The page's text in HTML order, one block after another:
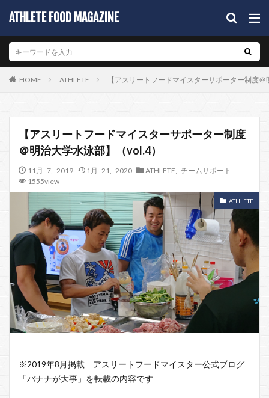
ATHLETE FOOD MAGAZINE
HOME ATHLETE 【アスリートフードマイスターサポーター制度
【アスリートフードマイスターサポーター制度
＠明治大学水泳部】（vol.4）
11月 7, 2019 1月 21, 2020 ATHLETE
チームサポート
1555view
ATHLETE
※2019年8月掲載 アスリートフードマイスター公式ブログ
「バナナが大事」を転載の内容です